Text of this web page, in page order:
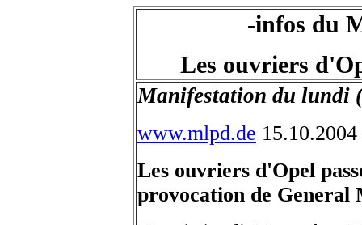
-infos du
Les ouvriers
Manifestation du lundi
www.mlpd.de 15.10.2004
Les ouvriers d'Opel
provocation de General